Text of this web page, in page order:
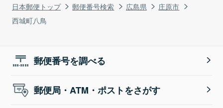
日本郵便トップ 郵便番号検索 広島県
庄原市
西城町八鳥
郵便番号を調べる
郵便局・ATM・ポストをさがす